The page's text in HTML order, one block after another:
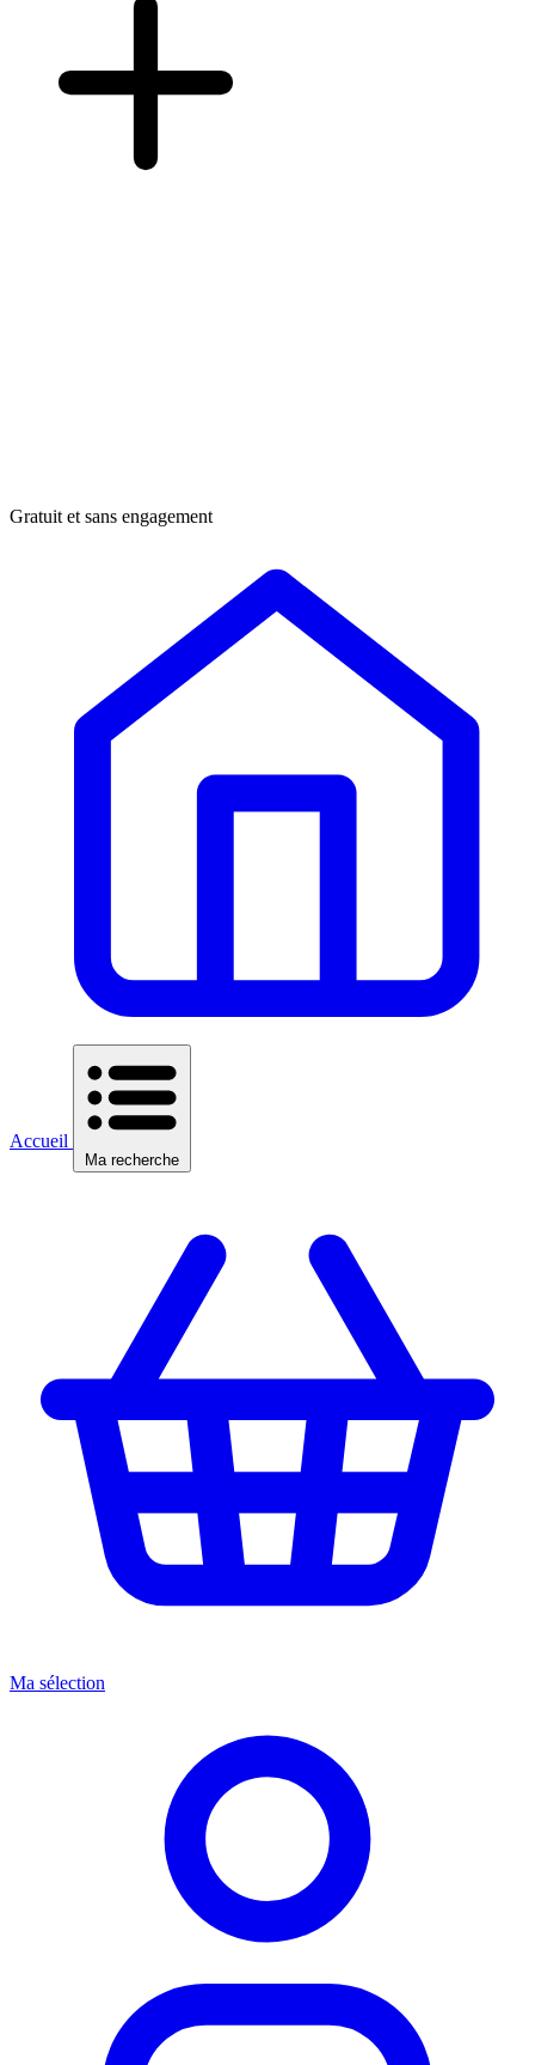
Gratuit et sans engagement
Accueil
Ma recherche
Ma sélection